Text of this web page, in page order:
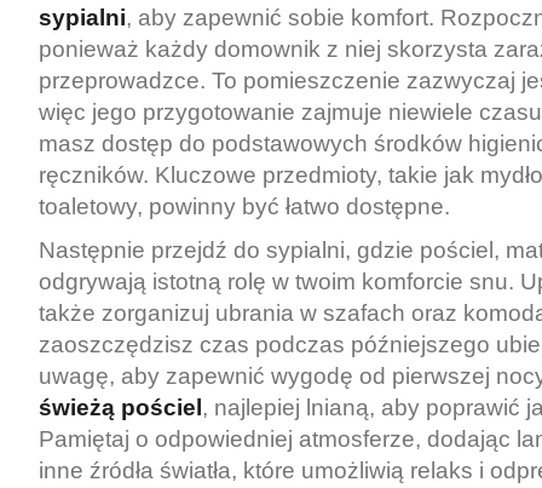
sypialni, aby zapewnić sobie komfort.
ponieważ każdy domownik z niej skorzysta
przeprowadzce. To pomieszczenie zazwyczaj
więc jego przygotowanie zajmuje niewiele
masz dostęp do podstawowych środków
ręczników. Kluczowe przedmioty, takie jak
toaletowy, powinny być łatwo dostępne.
Następnie przejdź do sypialni, gdzie pościel,
odgrywają istotną rolę w twoim komforcie snu.
także zorganizuj ubrania w szafach oraz
zaoszczędzisz czas podczas późniejszego
uwagę, aby zapewnić wygodę od pierwszej
świeżą pościel , najlepiej lnianą, aby poprawić
Pamiętaj o odpowiedniej atmosferze, dodając
inne źródła światła, które umożliwią relaks i